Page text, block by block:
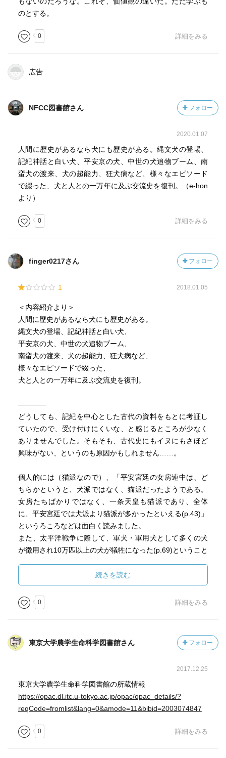
のとする。
0 詳細をみる
広告
NFCC図書館さん フォロー
2020.01.07
人間に歴史があるなら犬にも歴史がある。縄文犬の登場、
記紀神話と白い犬、平安京の犬、中世の犬追物ブーム、南
蛮犬の渡来、犬の超能力、狂犬病など、様々なエピソード
で綴った、犬と人との一万年に及ぶ交流史を復刊。（e-hon
より）
0 詳細をみる
finger0217さん フォロー
1 2018.01.05
＜内容紹介より＞
人間に歴史があるなら犬にも歴史がある。
縄文犬の登場、記紀神話と白い犬、
平安京の犬、中世の犬追物ブーム、
南蛮犬の渡来、犬の超能力、狂犬病など、
様々なエピソードで綴った、
犬と人との一万年に及ぶ交流史を復刊。
――――
どうしても、記紀を中心とした古代の資料をもとに考証し
ていたので、受け付けにくいな、と感じるところが少なく
ありませんでした。そもそも、古代史にもイヌにもさほど
興味がない、というのも原因かもしれません……。
個人的には（猫派なので）、「平安宮廷の女房連中は、ど
ちらかというと、犬派ではなく、猫派だったようである。
女房たちばかりではなく、一条天皇も猫派であり、全体
に、平安宮廷では犬派より猫派が多かったといえる(p.43)」
というろころなどは面白く読みました。
また、太平洋戦争に際して、軍犬・軍用犬として多くの犬
が徴用され10万匹以上の犬が犠牲になった(p.69)ということ
どうしても「犬」と「日本史」を結び付けて考えると、徳
川綱吉の生類憐みの令に代表されるような保護政策が想像
的には放し飼い、猟犬をのぞけば特別の保護もされていな
かった、という事実には驚かされました。
が人を（遺体や病などで衰弱した人を）食べることもあっ
た、ということを知り、現在のペット事情の方がむしろ
「不自然」な関係性なのかもしれない、とも感じました。
続きを読む
0 詳細をみる
東京大学農学生命科学図書館さん フォロー
2017.12.25
東京大学農学生命科学図書館の所蔵情報
https://opac.dl.itc.u-tokyo.ac.jp/opac/opac_details/?
reqCode=fromlist&lang=0&amode=11&bibid=2003074847
0 詳細をみる